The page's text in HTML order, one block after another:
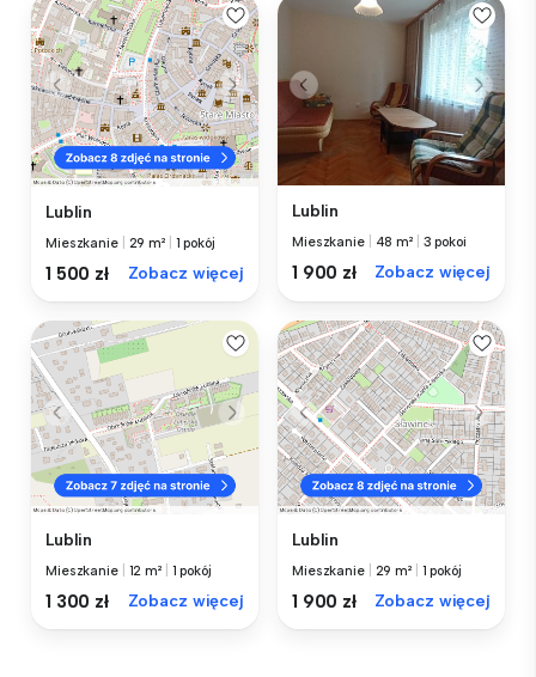
Lublin
Mieszkanie 29 m² 1 pokój
1 500 zł Zobacz więcej
Lublin
Mieszkanie 48 m² 3 pokoi
1 900 zł Zobacz więcej
Lublin
Mieszkanie 12 m² 1 pokój
1 300 zł Zobacz więcej
Lublin
Mieszkanie 29 m² 1 pokój
1 900 zł Zobacz więcej